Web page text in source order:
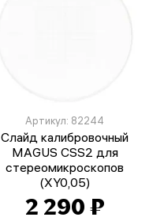
Артикул: 82244
Слайд калибровочный
MAGUS CSS2 для
стереомикроскопов
(XY0,05)
2 290 ₽